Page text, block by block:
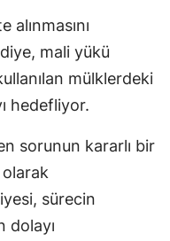
alınmasını
mali yükü
mülklerdeki
hedefliyor.
sorunun kararlı bir
olarak
sürecin
dolayı